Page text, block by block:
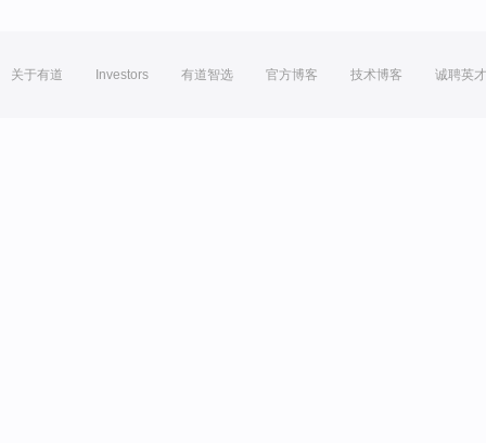
关于有道 Investors 有道智选 官方博客 技术博客 诚聘英才